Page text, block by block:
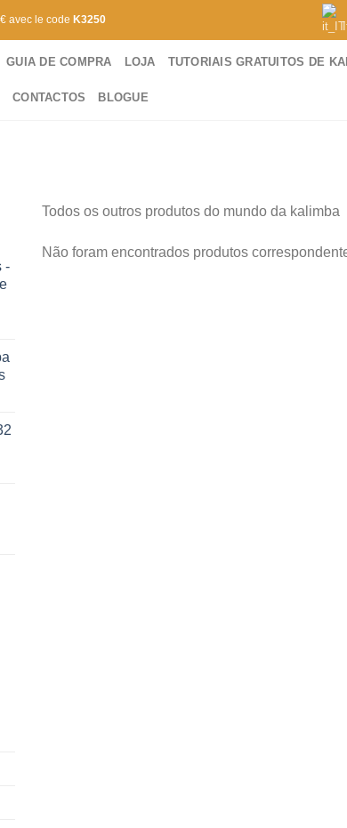
avec le code K3250
GUIA DE COMPRA LOJA TUTORIAIS GRATUITOS DE
CONTACTOS BLOGUE
-
€.
€
Todos os outros produtos do mundo da kalimba
Não foram encontrados produtos